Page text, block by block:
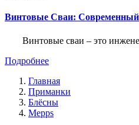
Винтовые Сваи:
Винтовые сваи – это
Подробнее
Главная
Приманки
Блёсны
Mepps